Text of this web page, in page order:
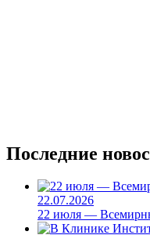
Последние
22.07.2026
22 июля —